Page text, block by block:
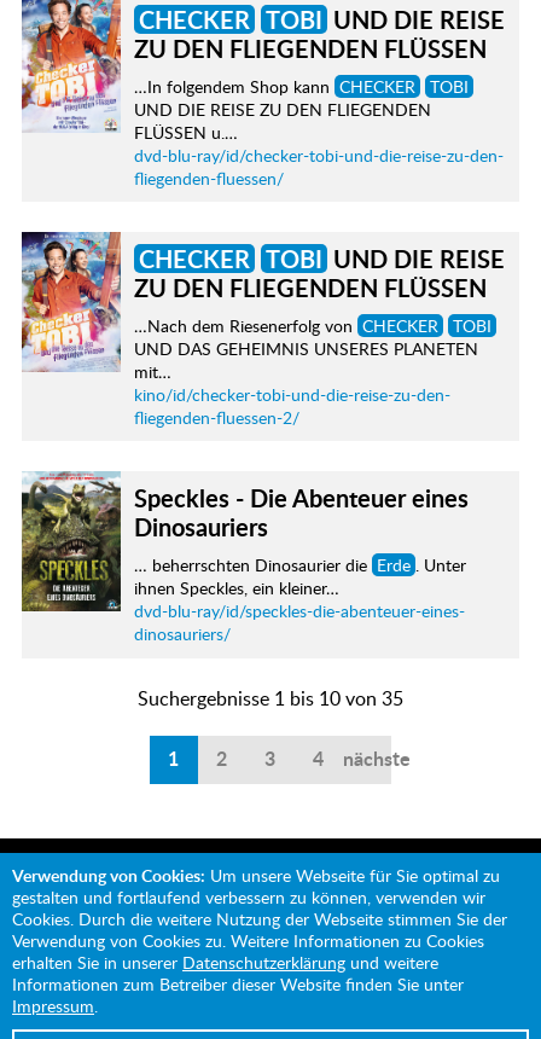
CHECKER TOBIUND DIE REISE
ZU DEN FLIEGENDEN FLÜSSEN
…In folgendem Shop kann CHECKER
TOBI
UND DIE REISE ZU DEN FLIEGENDEN
FLÜSSEN u.…
dvd-blu-ray/id/checker-tobi-und-die-reise-zu-den-
fliegenden-fluessen/
CHECKER TOBIUND DIE REISE
ZU DEN FLIEGENDEN FLÜSSEN
…Nach dem Riesenerfolg von CHECKER
TOBI
UND DAS GEHEIMNIS UNSERES PLANETEN
mit…
kino/id/checker-tobi-und-die-reise-zu-den-
fliegenden-fluessen-2/
Speckles - Die Abenteuer eines
Dinosauriers
… beherrschten Dinosaurier die Erde . Unter
ihnen Speckles, ein kleiner…
dvd-blu-ray/id/speckles-die-abenteuer-eines-
dinosauriers/
Suchergebnisse 1 bis 10 von 35
1 2 3 4 nächste
Mit Unterstützung von:
Verwendung von Cookies: Um unsere Webseite für Sie optimal zu
gestalten und fortlaufend verbessern zu können, verwenden wir
Cookies. Durch die weitere Nutzung der Webseite stimmen Sie der
Verwendung von Cookies zu. Weitere Informationen zu Cookies
erhalten Sie in unserer Datenschutzerklärung und weitere
Informationen zum Betreiber dieser Website finden Sie unter
Impressum.